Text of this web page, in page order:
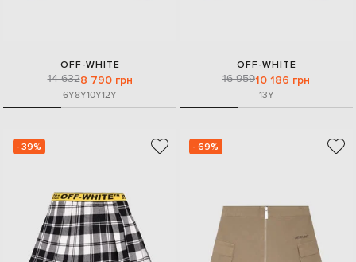
OFF-WHITE
14 6328 790 грн
6Y8Y10Y12Y
OFF-WHITE
16 95910 186 грн
13Y
- 39% - 69%